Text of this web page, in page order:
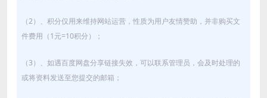
（2）、积分仅用来维持网站运营，性质为用户友情赞助，并非购买文
件费用（1元=10积分）；
（3）、如遇百度网盘分享链接失效，可以联系管理员，会及时处理的
或将资料发送至您提交的邮箱；